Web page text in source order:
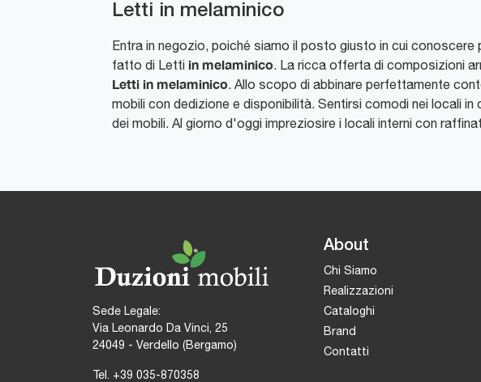
Letti in melaminico
Entra in negozio, poiché siamo il posto giusto in cui
fatto di Letti in melaminico . La ricca offerta di composizioni
Letti in melaminico . Allo scopo di abbinare perfettamente
mobili con dedizione e disponibilità. Sentirsi comodi nei locali
dei mobili. Al giorno d'oggi impreziosire i locali interni con
Sede Legale:
Via Leonardo Da Vinci, 25
24049 - Verdello (Bergamo)
Tel. +39 035-870358
About
Chi Siamo
Realizzazioni
Cataloghi
Brand
Contatti